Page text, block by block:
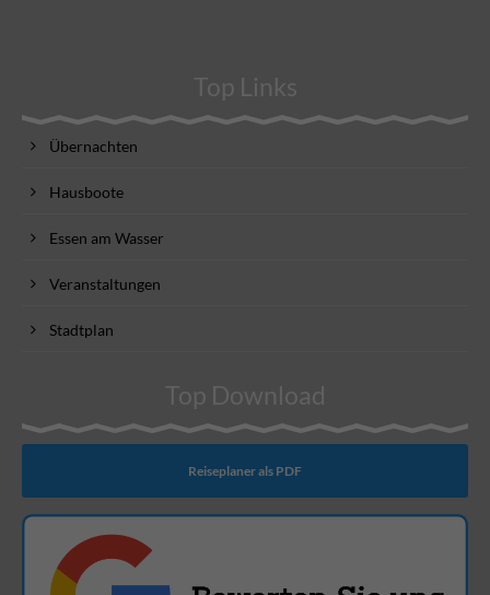
Top Links
Übernachten
Hausboote
Essen am Wasser
Veranstaltungen
Stadtplan
Top Download
Reiseplaner als PDF